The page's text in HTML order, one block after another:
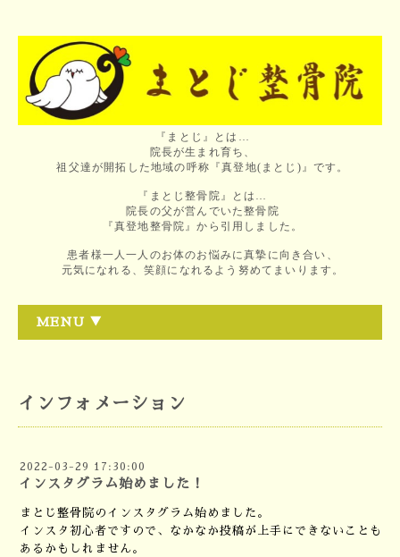
『まとじ』とは…
院長が生まれ育ち、
祖父達が開拓した地域の呼称『真登地(まとじ)』です。
『まとじ整骨院』とは…
院長の父が営んでいた整骨院
『真登地整骨院』から引用しました。
患者様一人一人のお体のお悩みに真摯に向き合い、
元気になれる、笑顔になれるよう努めてまいります。
MENU ▼
インフォメーション
2022-03-29 17:30:00
インスタグラム始めました！
まとじ整骨院のインスタグラム始めました。
インスタ初心者ですので、なかなか投稿が上手にできないことも
あるかもしれません。